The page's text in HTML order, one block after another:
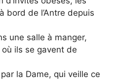
bord de l’Antre depuis
une salle à manger,
où ils se gavent de
la Dame, qui veille ce